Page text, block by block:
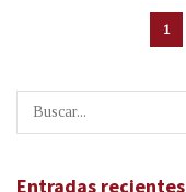
1
Entradas recientes